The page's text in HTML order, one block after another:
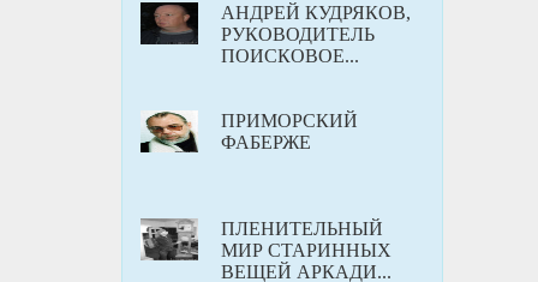
АНДРЕЙ КУДРЯКОВ,
РУКОВОДИТЕЛЬ
ПОИСКОВОЕ...
ПРИМОРСКИЙ
ФАБЕРЖЕ
ПЛЕНИТЕЛЬНЫЙ
МИР СТАРИННЫХ
ВЕЩЕЙ АРКАДИ...